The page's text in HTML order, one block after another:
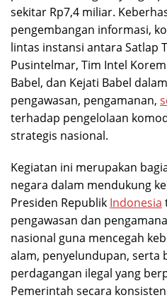
sekitar Rp7,4 miliar.
pengembangan informasi,
lintas instansi antara Satlap
Pusintelmar, Tim Intel
Babel, dan Kejati Babel
pengawasan, pengamanan,
terhadap pengelolaan
strategis nasional.
Kegiatan ini merupakan
negara dalam mendukung
Presiden Republik Indonesia
pengawasan dan
nasional guna mencegah
alam, penyelundupan, serta
perdagangan ilegal yang
Pemerintah secara